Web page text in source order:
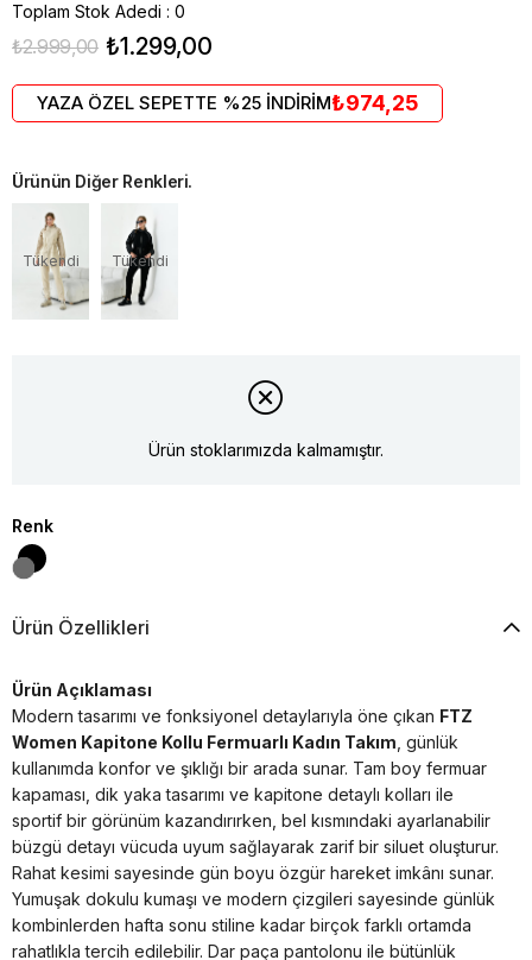
Toplam Stok Adedi : 0
₺2.999,00 ₺1.299,00
YAZA ÖZEL SEPETTE %25 İNDİRİM₺974,25
Ürünün Diğer Renkleri.
Tükendi Tükendi
Ürün stoklarımızda kalmamıştır.
Renk
Ürün Özellikleri
Ürün Açıklaması
Modern tasarımı ve fonksiyonel detaylarıyla öne çıkan FTZ
Women Kapitone Kollu Fermuarlı Kadın Takım , günlük
kullanımda konfor ve şıklığı bir arada sunar. Tam boy fermuar
kapaması, dik yaka tasarımı ve kapitone detaylı kolları ile
sportif bir görünüm kazandırırken, bel kısmındaki ayarlanabilir
büzgü detayı vücuda uyum sağlayarak zarif bir siluet oluşturur.
Rahat kesimi sayesinde gün boyu özgür hareket imkânı sunar.
Yumuşak dokulu kumaşı ve modern çizgileri sayesinde günlük
kombinlerden hafta sonu stiline kadar birçok farklı ortamda
rahatlıkla tercih edilebilir. Dar paça pantolonu ile bütünlük